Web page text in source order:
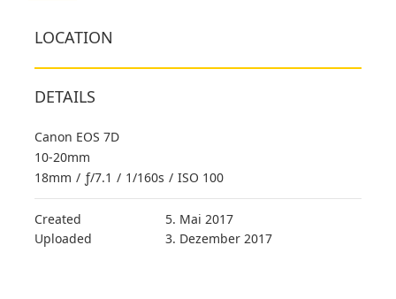
LOCATION
DETAILS
Canon EOS 7D
10-20mm
18mm / ƒ/7.1 / 1/160s / ISO 100
Created
5. Mai 2017
Uploaded
3. Dezember 2017